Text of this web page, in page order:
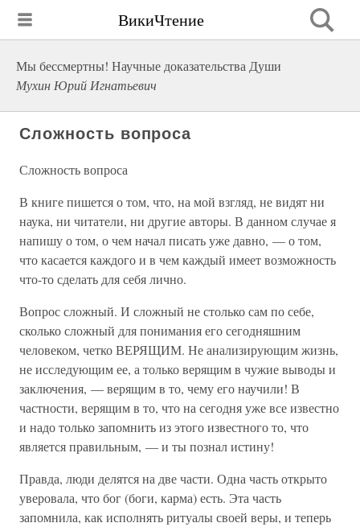
ВикиЧтение
Мы бессмертны! Научные доказательства Души
Мухин Юрий Игнатьевич
Сложность вопроса
Сложность вопроса
В книге пишется о том, что, на мой взгляд, не видят ни
наука, ни читатели, ни другие авторы. В данном случае я
напишу о том, о чем начал писать уже давно, — о том,
что касается каждого и в чем каждый имеет возможность
что-то сделать для себя лично.
Вопрос сложный. И сложный не столько сам по себе,
сколько сложный для понимания его сегодняшним
человеком, четко ВЕРЯЩИМ. Не анализирующим жизнь,
не исследующим ее, а только верящим в чужие выводы и
заключения, — верящим в то, чему его научили! В
частности, верящим в то, что на сегодня уже все известно
и надо только запомнить из этого известного то, что
является правильным, — и ты познал истину!
Правда, люди делятся на две части. Одна часть открыто
уверовала, что бог (боги, карма) есть. Эта часть
запомнила, как исполнять ритуалы своей веры, и теперь